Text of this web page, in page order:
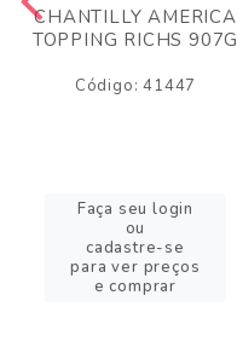
CHANTILLY AMERICA
TOPPING RICHS 907G
Código: 41447
Faça seu login
ou
cadastre-se
para ver preços
e comprar